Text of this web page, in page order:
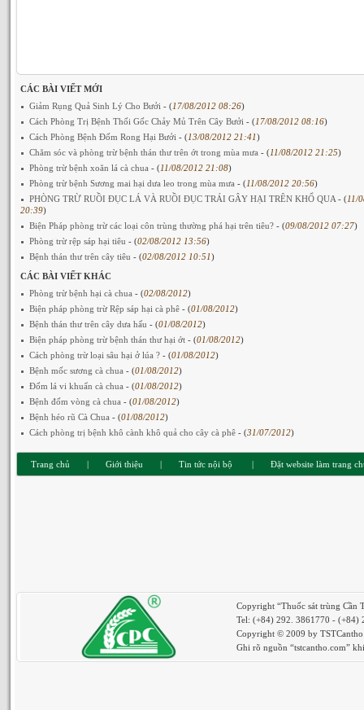
CÁC BÀI VIẾT MỚI
Giảm Rụng Quả Sinh Lý Cho Bưởi - (17/08/2012 08:26)
Cách Phòng Trị Bệnh Thối Gốc Chảy Mủ Trên Cây Bưởi - (17/08/2012 08:16)
Cách Phòng Bệnh Đốm Rong Hại Bưởi - (13/08/2012 21:41)
Chăm sóc và phòng trừ bệnh thán thư trên ớt trong mùa mưa - (11/08/2012 21:25)
Phòng trừ bệnh xoăn lá cà chua - (11/08/2012 21:08)
Phòng trừ bệnh Sương mai hại dưa leo trong mùa mưa - (11/08/2012 20:56)
PHÒNG TRỪ RUỒI ĐỤC LÁ VÀ RUỒI ĐỤC TRÁI GÂY HẠI TRÊN KHỔ QUA - (11/
20:39)
Biện Pháp phòng trừ các loại côn trùng thường phá hại trên tiêu? - (09/08/2012 07:27)
Phòng trừ rệp sáp hại tiêu - (02/08/2012 13:56)
Bệnh thán thư trên cây tiêu - (02/08/2012 10:51)
CÁC BÀI VIẾT KHÁC
Phòng trừ bệnh hại cà chua - (02/08/2012)
Biện pháp phòng trừ Rệp sáp hại cà phê - (01/08/2012)
Bệnh thán thư trên cây dưa hấu - (01/08/2012)
Biện pháp phòng trừ bệnh thán thư hại ớt - (01/08/2012)
Cách phòng trừ loại sâu hại ở lúa ? - (01/08/2012)
Bệnh mốc sương cà chua - (01/08/2012)
Đốm lá vi khuẩn cà chua - (01/08/2012)
Bệnh đốm vòng cà chua - (01/08/2012)
Bệnh héo rũ Cà Chua - (01/08/2012)
Cách phòng trị bệnh khô cành khô quả cho cây cà phê - (31/07/2012)
Trang chủ | Giới thiệu | Tin tức nội bộ | Đặt website làm trang
Copyright “Thuốc sát trùng Cần
Tel: (+84) 292. 3861770 - (+84)
Copyright © 2009 by
Ghi rõ nguồn “tstcantho.com”